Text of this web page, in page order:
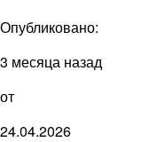
Опубликовано:
3 месяца назад
от
24.04.2026